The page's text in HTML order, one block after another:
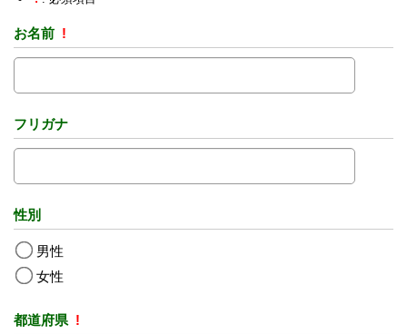
お名前 !
フリガナ
性別
男性
女性
都道府県 !